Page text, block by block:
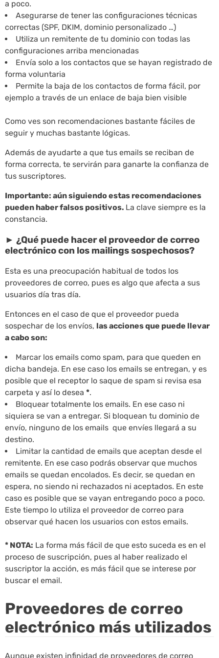
a poco.
Asegurarse de tener las configuraciones técnicas
correctas (SPF, DKIM, dominio personalizado …)
Utiliza un remitente de tu dominio con todas las
configuraciones arriba mencionadas
Envía solo a los contactos que se hayan registrado de
forma voluntaria
Permite la baja de los contactos de forma fácil, por
ejemplo a través de un enlace de baja bien visible
Como ves son recomendaciones bastante fáciles de
seguir y muchas bastante lógicas.
Además de ayudarte a que tus emails se reciban de
forma correcta, te servirán para ganarte la confianza de
tus suscriptores.
Importante: aún siguiendo estas recomendaciones
pueden haber falsos positivos. La clave siempre es la
constancia.
► ¿Qué puede hacer el proveedor de correo
electrónico con los mailings sospechosos?
Esta es una preocupación habitual de todos los
proveedores de correo, pues es algo que afecta a sus
usuarios día tras día.
Entonces en el caso de que el proveedor pueda
sospechar de los envíos, las acciones que puede llevar
a cabo son:
Marcar los emails como spam, para que queden en
dicha bandeja. En ese caso los emails se entregan, y es
posible que el receptor lo saque de spam si revisa esa
carpeta y así lo desea *.
Bloquear totalmente los emails. En ese caso ni
siquiera se van a entregar. Si bloquean tu dominio de
envío, ninguno de los emails que envíes llegará a su
destino.
Limitar la cantidad de emails que aceptan desde el
remitente. En ese caso podrás observar que muchos
emails se quedan encolados. Es decir, se quedan en
espera, no siendo ni rechazados ni aceptados. En este
caso es posible que se vayan entregando poco a poco.
Este tiempo lo utiliza el proveedor de correo para
observar qué hacen los usuarios con estos emails.
* NOTA: La forma más fácil de que esto suceda es en el
proceso de suscripción, pues al haber realizado el
suscriptor la acción, es más fácil que se interese por
buscar el email.
Proveedores de correo
electrónico más utilizados
Aunque existen infinidad de proveedores de correo